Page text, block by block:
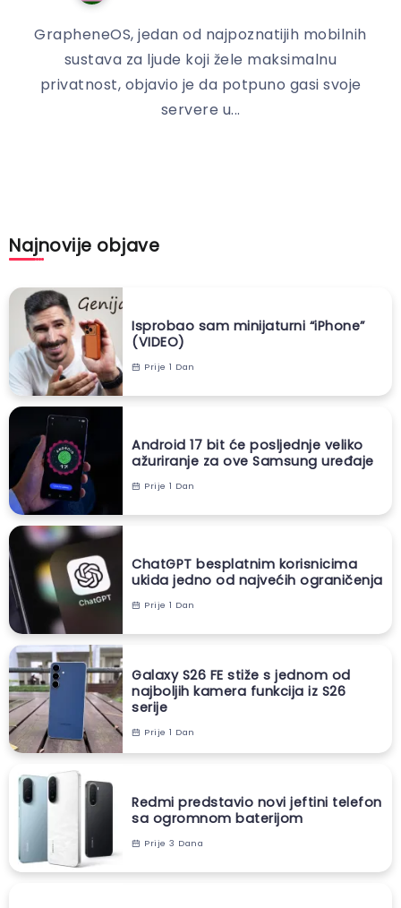
GrapheneOS, jedan od najpoznatijih mobilnih
sustava za ljude koji žele maksimalnu
privatnost, objavio je da potpuno gasi svoje
servere u...
Najnovije objave
Isprobao sam minijaturni “iPhone”
(VIDEO)
Prije 1 Dan
Android 17 bit će posljednje veliko
ažuriranje za ove Samsung uređaje
Prije 1 Dan
ChatGPT besplatnim korisnicima
ukida jedno od najvećih ograničenja
Prije 1 Dan
Galaxy S26 FE stiže s jednom od
najboljih kamera funkcija iz S26
serije
Prije 1 Dan
Redmi predstavio novi jeftini telefon
sa ogromnom baterijom
Prije 3 Dana